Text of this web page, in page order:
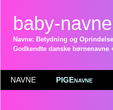
baby-
Navne: Betydning og Oprindelse
Godkendte danske
NAVNE PIGEnavne